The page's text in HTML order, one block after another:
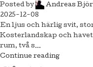
Posted by
Andreas
2025-12-08
En ljus och härlig svit,
Kosterlandskap och
rum, två s...
Continue reading